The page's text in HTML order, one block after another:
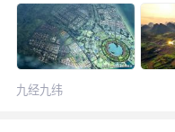
导，到以城市发展为重
态文明为主导的国土空
尤其是国土空间治理现
有体制原因所导致的山
系格局的特征，国土空
九经九纬